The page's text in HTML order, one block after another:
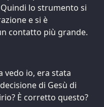
lo strumento si
e si è
contatto più grande.
vedo io, era stata
di Gesù di
È corretto questo?